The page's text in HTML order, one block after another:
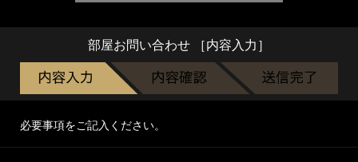
部屋お問い合わせ ［内容入力］
必要事項をご記入ください。